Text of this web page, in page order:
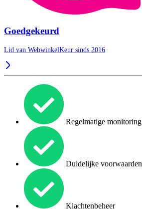
Goedgekeurd
Lid van WebwinkelKeur sinds 2016
Regelmatige monitoring
Duidelijke voorwaarden
Klachtenbeheer